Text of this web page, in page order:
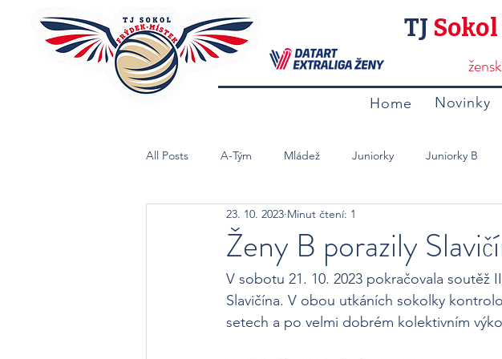
TJ Sokol
Home Novinky
All Posts A-Tým Mládež Juniorky Juniorky B
Starší Žačky B Mladší Žačky
Ženy B porazily
23. 10. 2023 Minut čtení: 1
V sobotu 21. 10. 2023 pokračovala soutěž
Slavičína. V obou utkáních sokolky
setech a po velmi dobrém kolektivním